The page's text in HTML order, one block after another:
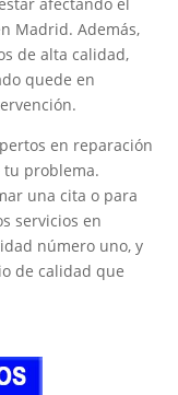
Madrid. Además,
de alta calidad,
quede en
en reparación
tu problema.
una cita o para
servicios en
número uno, y
de calidad que